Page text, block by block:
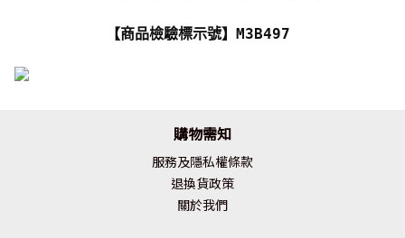
【商品檢驗標示號】M3B497
購物需知
服務及隱私權條款
退換貨政策
關於我們